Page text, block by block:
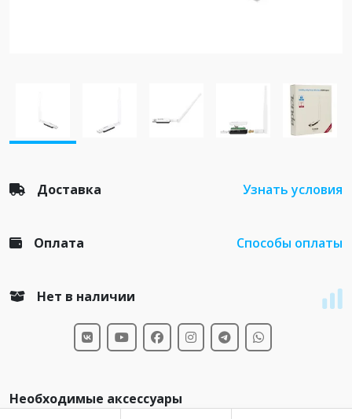
Доставка Узнать условия
Оплата Способы оплаты
Нет в наличии
Необходимые аксессуары